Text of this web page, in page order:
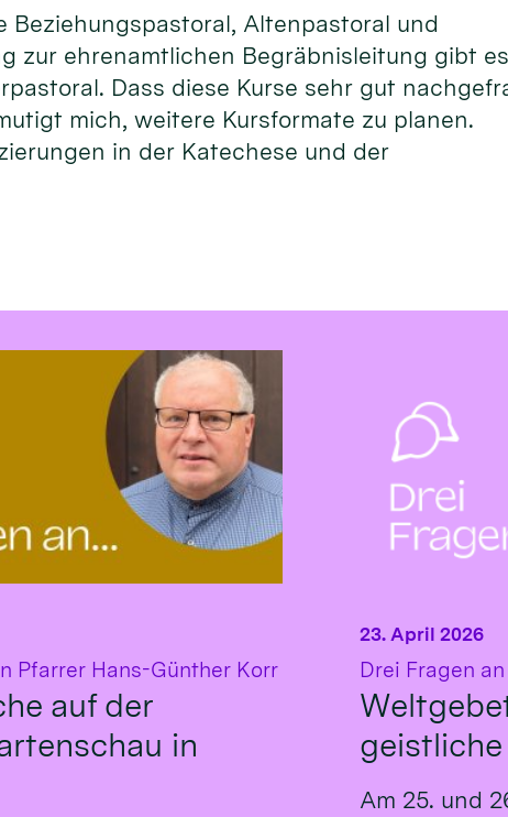
Beziehungspastoral, Altenpastoral und
zur ehrenamtlichen Begräbnisleitung gibt es
Dass diese Kurse sehr gut
mich, weitere Kursformate zu planen.
in der Katechese und der
Pfarrer Hans-Günther Korr:
auf der
in
Drei Fragen
23. April 2026
Am 25. und